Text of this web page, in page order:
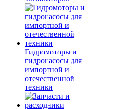
Гидромоторы и
гидронасосы для
импортной и
отечественной
техники